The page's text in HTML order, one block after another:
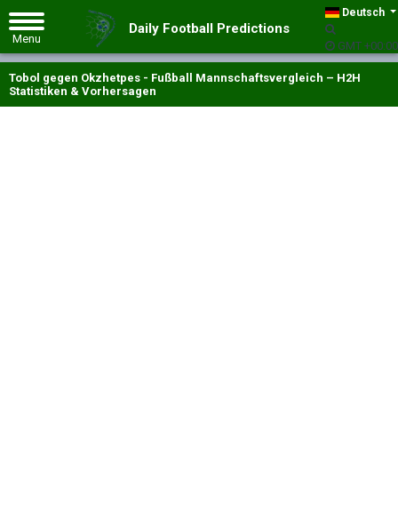
Deutsch
GMT +00:00
Daily Football Predictions
Tobol gegen Okzhetpes - Fußball Mannschaftsvergleich – H2H
Statistiken & Vorhersagen